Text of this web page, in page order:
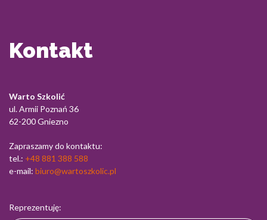
Kontakt
Warto Szkolić
ul. Armii Poznań 36
62-200 Gniezno
Zapraszamy do kontaktu:
tel.: +48 881 388 588
e-mail: biuro@wartoszkolic.pl
Reprezentuję: